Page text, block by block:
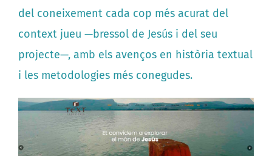
del coneixement cada cop més acurat del
context jueu —bressol de Jesús i del seu
projecte—, amb els avenços en història textual
i les metodologies més conegudes.